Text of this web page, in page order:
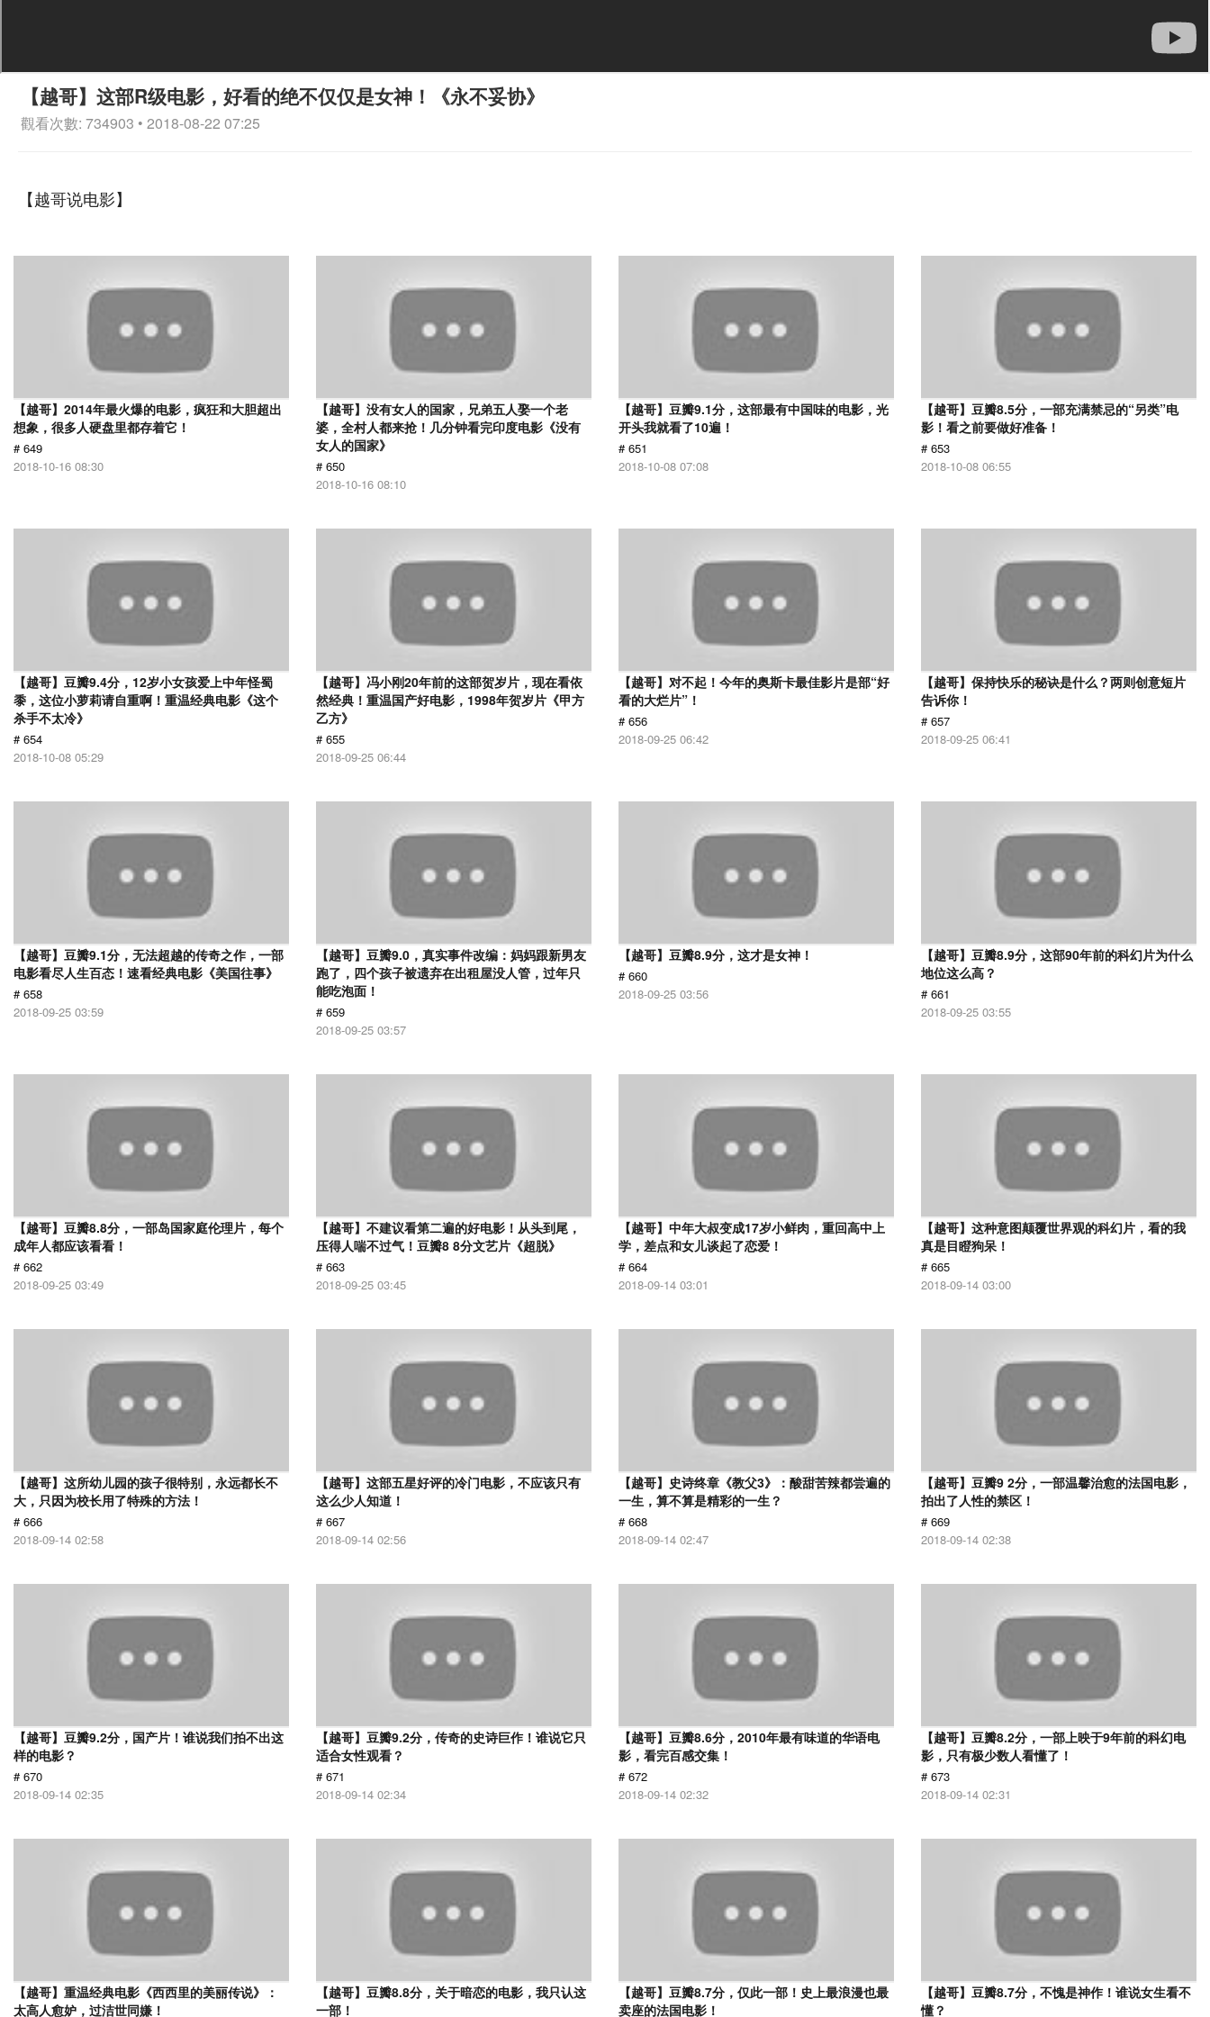
【越哥】这部R级电影，好看的绝不仅仅是女神！《永不妥协》
觀看次數: 734903 • 2018-08-22 07:25
【越哥说电影】
【越哥】2014年最火爆的电影，疯狂和大胆超出
想象，很多人硬盘里都存着它！
# 649
2018-10-16 08:30
【越哥】没有女人的国家，兄弟五人娶一个老
婆，全村人都来抢！几分钟看完印度电影《没有
女人的国家》
# 650
2018-10-16 08:10
【越哥】豆瓣9.1分，这部最有中国味的电影，光
开头我就看了10遍！
# 651
2018-10-08 07:08
【越哥】豆瓣8.5分，一部充满禁忌的“另类”电
影！看之前要做好准备！
# 653
2018-10-08 06:55
【越哥】豆瓣9.4分，12岁小女孩爱上中年怪蜀
黍，这位小萝莉请自重啊！重温经典电影《这个
杀手不太冷》
# 654
2018-10-08 05:29
【越哥】冯小刚20年前的这部贺岁片，现在看依
然经典！重温国产好电影，1998年贺岁片《甲方
乙方》
# 655
2018-09-25 06:44
【越哥】对不起！今年的奥斯卡最佳影片是部“好
看的大烂片”！
# 656
2018-09-25 06:42
【越哥】保持快乐的秘诀是什么？两则创意短片
告诉你！
# 657
2018-09-25 06:41
【越哥】豆瓣9.1分，无法超越的传奇之作，一部
电影看尽人生百态！速看经典电影《美国往事》
# 658
2018-09-25 03:59
【越哥】豆瓣9.0，真实事件改编：妈妈跟新男友
跑了，四个孩子被遗弃在出租屋没人管，过年只
能吃泡面！
# 659
2018-09-25 03:57
【越哥】豆瓣8.9分，这才是女神！
# 660
2018-09-25 03:56
【越哥】豆瓣8.9分，这部90年前的科幻片为什么
地位这么高？
# 661
2018-09-25 03:55
【越哥】豆瓣8.8分，一部岛国家庭伦理片，每个
成年人都应该看看！
# 662
2018-09-25 03:49
【越哥】不建议看第二遍的好电影！从头到尾，
压得人喘不过气！豆瓣8 8分文艺片《超脱》
# 663
2018-09-25 03:45
【越哥】中年大叔变成17岁小鲜肉，重回高中上
学，差点和女儿谈起了恋爱！
# 664
2018-09-14 03:01
【越哥】这种意图颠覆世界观的科幻片，看的我
真是目瞪狗呆！
# 665
2018-09-14 03:00
【越哥】这所幼儿园的孩子很特别，永远都长不
大，只因为校长用了特殊的方法！
# 666
2018-09-14 02:58
【越哥】这部五星好评的冷门电影，不应该只有
这么少人知道！
# 667
2018-09-14 02:56
【越哥】史诗终章《教父3》：酸甜苦辣都尝遍的
一生，算不算是精彩的一生？
# 668
2018-09-14 02:47
【越哥】豆瓣9 2分，一部温馨治愈的法国电影，
拍出了人性的禁区！
# 669
2018-09-14 02:38
【越哥】豆瓣9.2分，国产片！谁说我们拍不出这
样的电影？
# 670
2018-09-14 02:35
【越哥】豆瓣9.2分，传奇的史诗巨作！谁说它只
适合女性观看？
# 671
2018-09-14 02:34
【越哥】豆瓣8.6分，2010年最有味道的华语电
影，看完百感交集！
# 672
2018-09-14 02:32
【越哥】豆瓣8.2分，一部上映于9年前的科幻电
影，只有极少数人看懂了！
# 673
2018-09-14 02:31
【越哥】重温经典电影《西西里的美丽传说》：
太高人愈妒，过洁世同嫌！
【越哥】豆瓣8.8分，关于暗恋的电影，我只认这
一部！
【越哥】豆瓣8.7分，仅此一部！史上最浪漫也最
卖座的法国电影！
【越哥】豆瓣8.7分，不愧是神作！谁说女生看不
懂？